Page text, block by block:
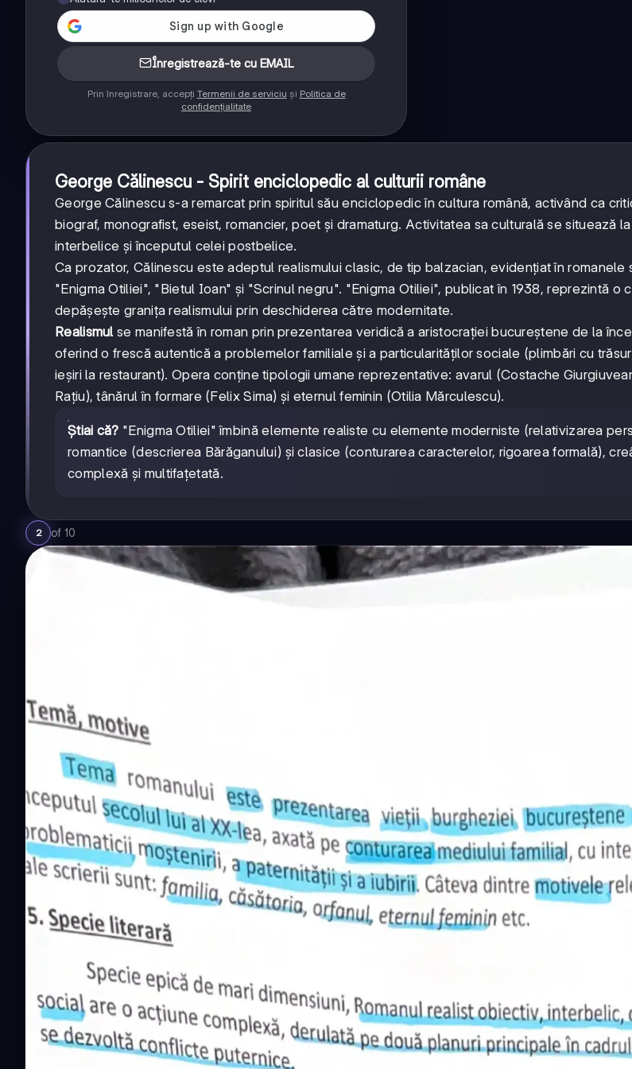
Înregistrează-te cu EMAIL
Prin înregistrare, accepți Termenii de serviciu și Politica de
confidențialitate
George Călinescu - Spirit enciclopedic al culturii române
George Călinescu s-a remarcat prin spiritul său enciclopedic în cultura română, activând ca
biograf, monografist, eseist, romancier, poet și dramaturg. Activitatea sa culturală se situează
interbelice și începutul celei postbelice.
Ca prozator, Călinescu este adeptul realismului clasic, de tip balzacian, evidențiat în romanele
"Enigma Otiliei", "Bietul Ioan" și "Scrinul negru". "Enigma Otiliei", publicat în 1938, reprezintă o
depășește granița realismului prin deschiderea către modernitate.
Realismul se manifestă în roman prin prezentarea veridică a aristocrației bucureștene de la
oferind o frescă autentică a problemelor familiale și a particularităților sociale (plimbări cu
ieșiri la restaurant). Opera conține tipologii umane reprezentative: avarul (Costache
Rațiu), tânărul în formare (Felix Sima) și eternul feminin (Otilia Mărculescu).
Știai că? "Enigma Otiliei" îmbină elemente realiste cu elemente moderniste (relativizarea
romantice (descrierea Bărăganului) și clasice (conturarea caracterelor, rigoarea formală),
complexă și multifațetată.
2 of 10